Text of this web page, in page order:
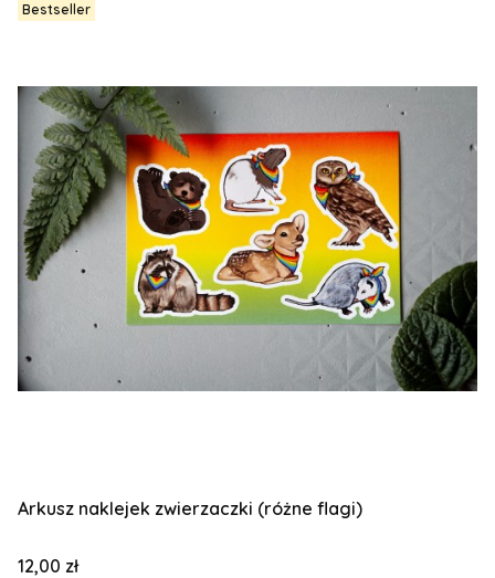
Bestseller
Arkusz naklejek zwierzaczki (różne flagi)
Cena
12,00 zł